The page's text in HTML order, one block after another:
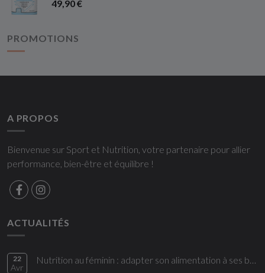
49,90 €
PROMOTIONS
A PROPOS
Bienvenue sur Sport et Nutrition, votre partenaire pour allier
performance, bien-être et équilibre !
ACTUALITÉS
22
Avr
Nutrition au féminin : adapter son alimentation à ses besoins